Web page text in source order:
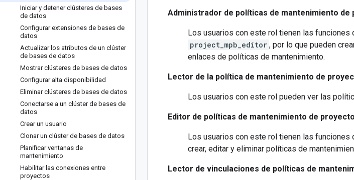
Iniciar y detener clústeres de bases
de datos
Configurar extensiones de bases de
datos
Actualizar los atributos de un clúster
de bases de datos
Mostrar clústeres de bases de datos
Configurar alta disponibilidad
Eliminar clústeres de bases de datos
Conectarse a un clúster de bases de
datos
Crear un usuario
Clonar un clúster de bases de datos
Planificar ventanas de
mantenimiento
Habilitar las conexiones entre
proyectos
Administrador de políticas de mantenimiento de
Los usuarios con este rol tienen las funciones
project_mpb_editor , por lo que pueden
enlaces de políticas de mantenimiento.
Lector de la política de mantenimiento de
Los usuarios con este rol pueden ver las
Editor de políticas de mantenimiento de
Los usuarios con este rol tienen las funciones
crear, editar y eliminar políticas de
Lector de vinculaciones de políticas de